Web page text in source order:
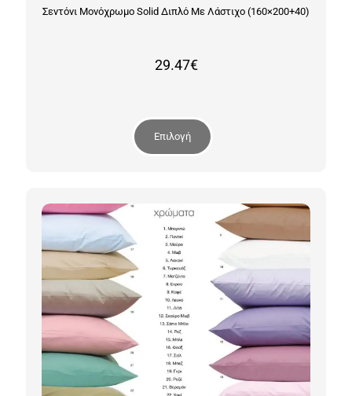
Σεντόνι Μονόχρωμο Solid Διπλό Με Λάστιχο (160×200+40)
29.47€
Επιλογή